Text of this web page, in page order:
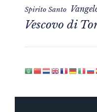
Spirito Santo
Vescovo di